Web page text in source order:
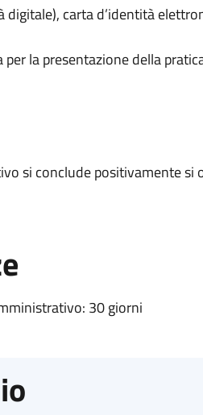
carta d’identità
la presentazione della
si conclude positivamente si
30 giorni